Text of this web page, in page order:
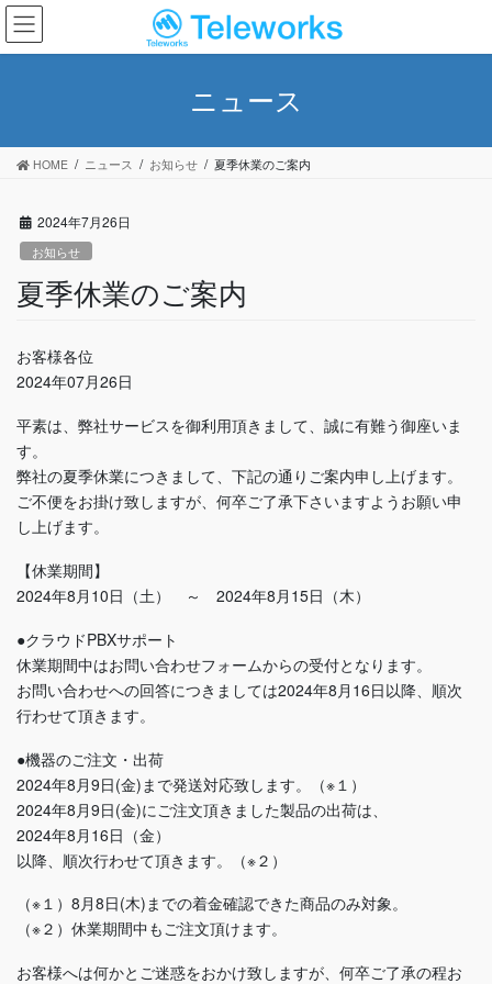
コ
ン
テ
ス
ナ
ビ
ゲ
ン
ニュース
HOME ニュース お知らせ 夏季休業のご案内
2024年7月26日
お知らせ
夏季休業のご案内
お客様各位
2024年07月26日
平素は、弊社サービスを御利用頂きまして、誠に有難う御座いま
す。
弊社の夏季休業につきまして、下記の通りご案内申し上げます。
ご不便をお掛け致しますが、何卒ご了承下さいますようお願い申
し上げます。
【休業期間】
2024年8月10日（土） ～ 2024年8月15日（木）
●クラウドPBXサポート
休業期間中はお問い合わせフォームからの受付となります。
お問い合わせへの回答につきましては2024年8月16日以降、順次
行わせて頂きます。
●機器のご注文・出荷
2024年8月9日(金)まで発送対応致します。（※１）
2024年8月9日(金)にご注文頂きました製品の出荷は、
2024年8月16日（金）
以降、順次行わせて頂きます。（※２）
（※１）8月8日(木)までの着金確認できた商品のみ対象。
（※２）休業期間中もご注文頂けます。
お客様へは何かとご迷惑をおかけ致しますが、何卒ご了承の程お